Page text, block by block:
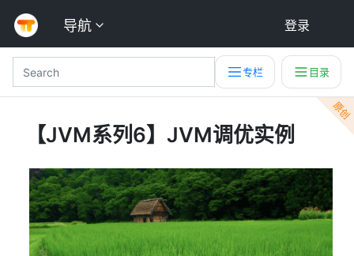
导航 登录
专栏 目录
原创
【JVM系列6】JVM调优实例